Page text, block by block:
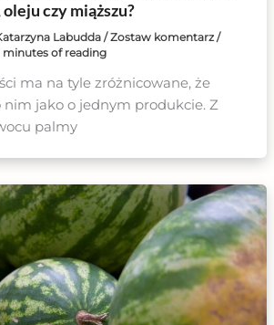
czy miąższu?
Labudda /Zostaw komentarz /
minutes of reading
ma na tyle zróżnicowane, że
jako o jednym produkcie. Z
palmy